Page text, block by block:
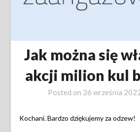
Jak można się
akcji milion kul
Posted on 26 września
Kochani. Bardzo dziękujemy za odzew!